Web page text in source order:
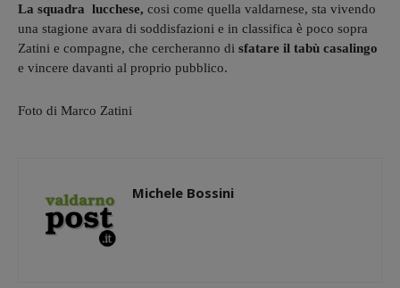
La squadra lucchese, cosi come quella valdarnese, sta vivendo
una stagione avara di soddisfazioni e in classifica è poco sopra
Zatini e compagne, che cercheranno di sfatare il tabù casalingo
e vincere davanti al proprio pubblico.
Foto di Marco Zatini
Michele Bossini